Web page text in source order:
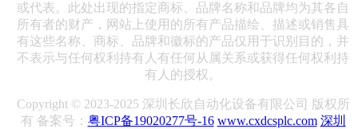
或代表。此处出现的指定商标、品牌名称和品牌均为其各自
所有者的财产，网站上使用的所有产品描绘、描述或销售具
有这些名称、商标、品牌和徽标的产品仅用于识别目的，并
不表示与任何权利持有人有任何从属关系或获得任何权利持
有人的授权。
Copyright © 2023-2025 深圳长欣自动化设备有限公司 版权所
有 备案号： 粤ICP备19020277号-16 www.cxdcsplc.com 深圳